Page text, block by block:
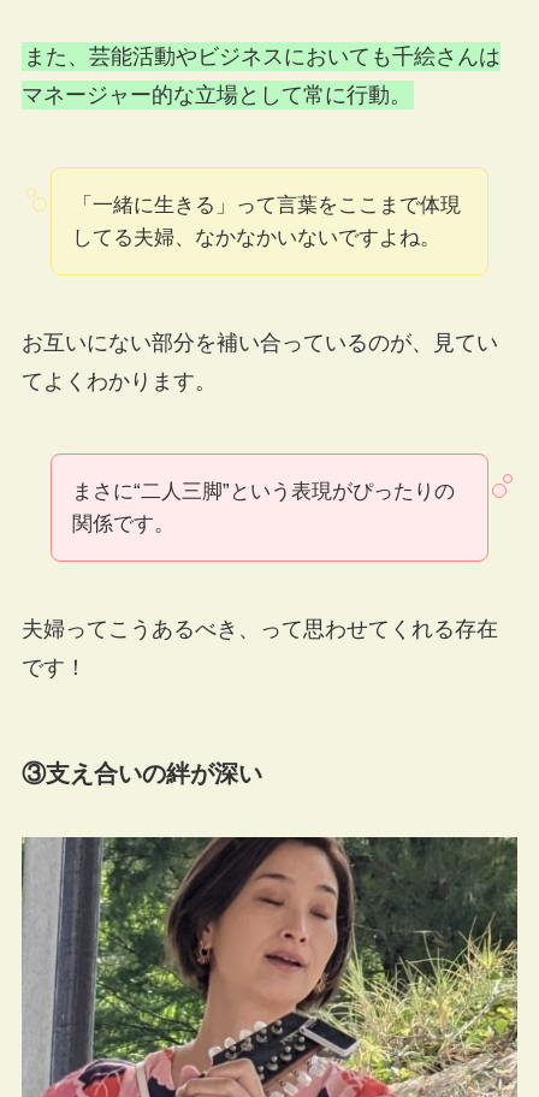
また、芸能活動やビジネスにおいても千絵さんは
マネージャー的な立場として常に行動。
「一緒に生きる」って言葉をここまで体現
してる夫婦、なかなかいないですよね。
お互いにない部分を補い合っているのが、見てい
てよくわかります。
まさに“二人三脚”という表現がぴったりの
関係です。
夫婦ってこうあるべき、って思わせてくれる存在
です！
③支え合いの絆が深い